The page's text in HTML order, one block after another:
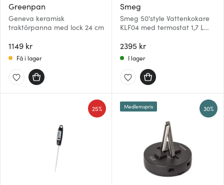
Greenpan
Geneva keramisk
traktörpanna med lock 24 cm
1149 kr
Få i lager
Smeg
Smeg 50'style Vattenkokare
KLF04 med termostat 1,7 L
2395 kr
I lager
25% Medlemspris 30%